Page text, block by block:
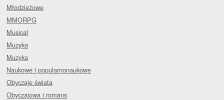
Młodzieżowe
MMORPG
Musical
Muzyka
Muzyka
Naukowe i popularnonaukowe
Obyczaje świata
Obyczajowa i romans